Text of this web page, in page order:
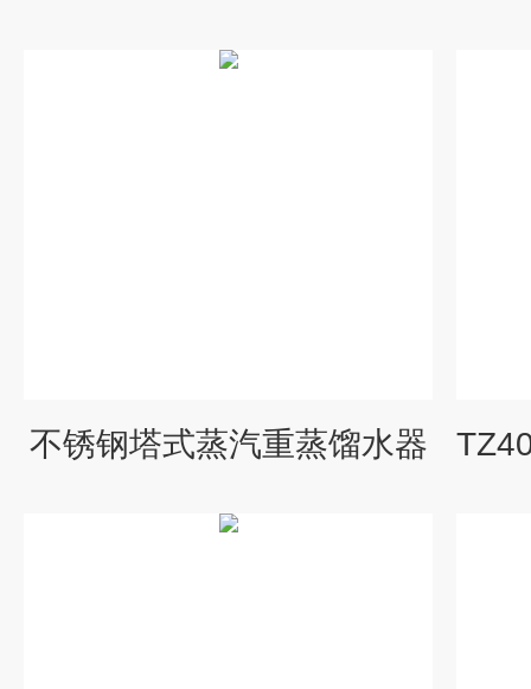
不锈钢塔式蒸汽重蒸馏水器